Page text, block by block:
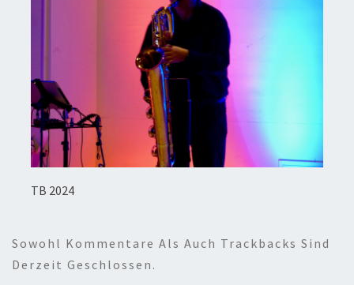
TB 2024
Sowohl Kommentare Als Auch Trackbacks Sind
Derzeit Geschlossen.